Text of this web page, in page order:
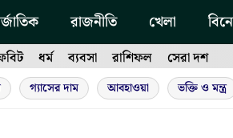
রাজনীতি খেলা
ধর্ম ব্যবসা রাশিফল সেরা দশ
গ্যাসের দাম আবহাওয়া ভক্তি ও মন্ত্র